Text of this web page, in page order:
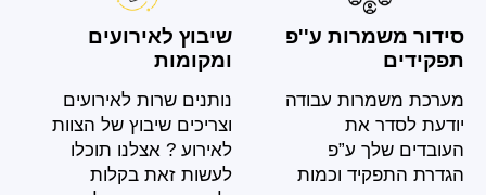
סידור משמרות ע''פ
תפקידים
מערכת משמרות עבודה
יודעת לסדר את
העובדים שלך ע”פ
הגדרת התפקיד וכמות
שיבוץ לאירועים
ומקומות
נותנים שרות לאירועים
וצריכים שיבוץ של הצוות
לאירוע ? אצלנו תוכלו
לעשות זאת בקלות